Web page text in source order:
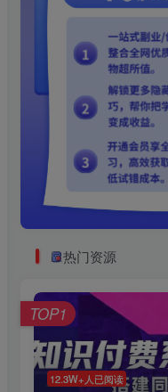
热门资源
12.3W+人已阅读
TOP1